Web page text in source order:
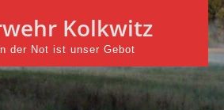
Kolkwitz
der Not ist unser Gebot